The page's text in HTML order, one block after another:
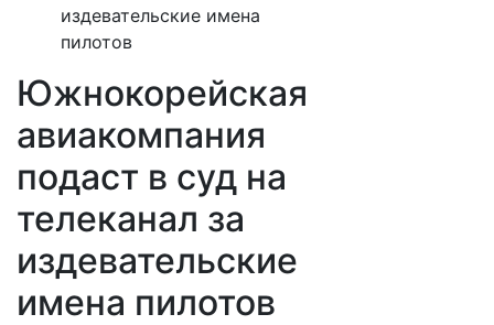
издевательские имена
пилотов
Южнокорейская
авиакомпания
подаст в суд на
телеканал за
издевательские
имена пилотов